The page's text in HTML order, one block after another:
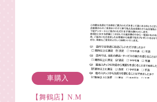
車購入
【舞鶴店】N.M